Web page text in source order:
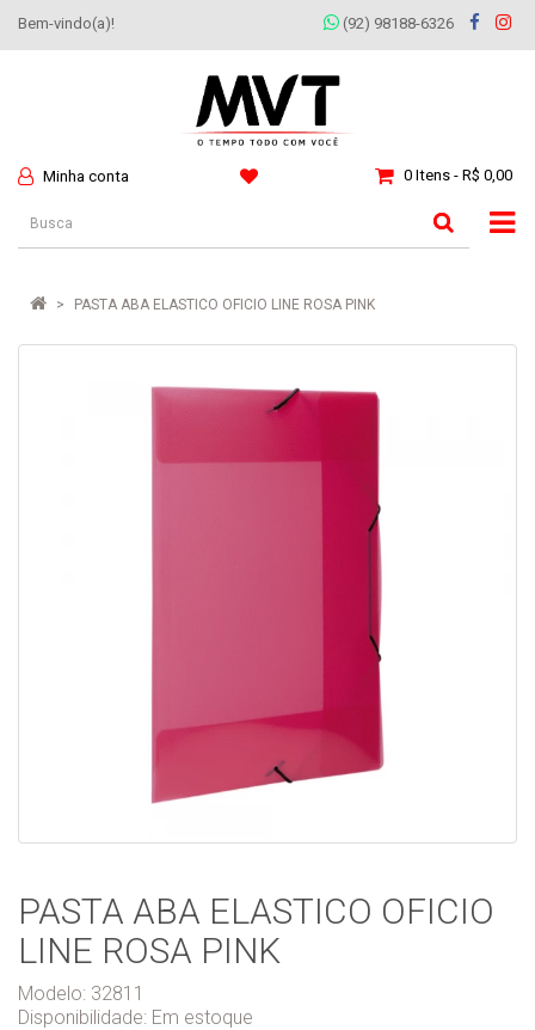
Bem-vindo(a)! (92) 98188-6326
Minha conta 0 Itens - R$ 0,00
PASTA ABA ELASTICO OFICIO LINE ROSA PINK
PASTA ABA ELASTICO OFICIO
LINE ROSA PINK
Modelo: 32811
Disponibilidade: Em estoque